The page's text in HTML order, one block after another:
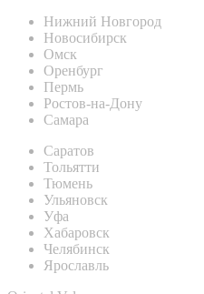
Нижний Новгород
Новосибирск
Омск
Оренбург
Пермь
Ростов-на-Дону
Самара
Саратов
Тольятти
Тюмень
Ульяновск
Уфа
Хабаровск
Челябинск
Ярославль